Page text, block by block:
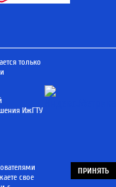
только
ИжГТУ
свое
ПРИНЯТЬ